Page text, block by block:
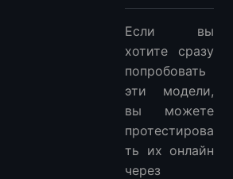
Если вы
хотите сразу
попробовать
эти модели,
вы можете
протестирова
ть их онлайн
через